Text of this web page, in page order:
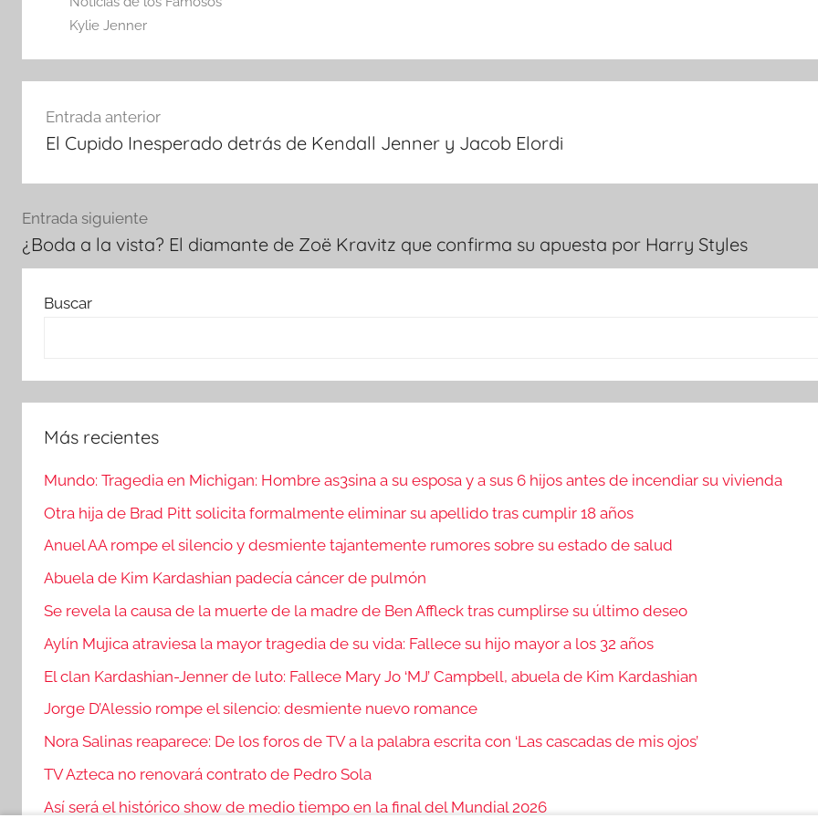
Kylie Jenner
de
entradas
Entrada anterior
El Cupido Inesperado detrás de Kendall Jenner y Jacob Elordi
Entrada siguiente
¿Boda a la vista? El diamante de Zoë Kravitz que confirma su apuesta por Harry Styles
Buscar
Más recientes
Mundo: Tragedia en Michigan: Hombre as3sina a su esposa y a sus 6 hijos antes de incendiar su vivienda
Otra hija de Brad Pitt solicita formalmente eliminar su apellido tras cumplir 18 años
Anuel AA rompe el silencio y desmiente tajantemente rumores sobre su estado de salud
Abuela de Kim Kardashian padecía cáncer de pulmón
Se revela la causa de la muerte de la madre de Ben Affleck tras cumplirse su último deseo
Aylín Mujica atraviesa la mayor tragedia de su vida: Fallece su hijo mayor a los 32 años
El clan Kardashian-Jenner de luto: Fallece Mary Jo ‘MJ’ Campbell, abuela de Kim Kardashian
Jorge D’Alessio rompe el silencio: desmiente nuevo romance
Nora Salinas reaparece: De los foros de TV a la palabra escrita con ‘Las cascadas de mis ojos’
TV Azteca no renovará contrato de Pedro Sola
Así será el histórico show de medio tiempo en la final del Mundial 2026